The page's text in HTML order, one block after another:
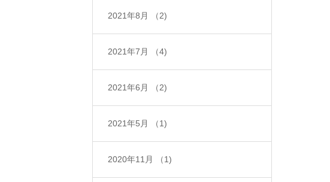
2021年8月 （2)
2021年7月 （4)
2021年6月 （2)
2021年5月 （1)
2020年11月 （1)